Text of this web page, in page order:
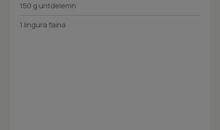
150 g untdelemn
1 lingura faina